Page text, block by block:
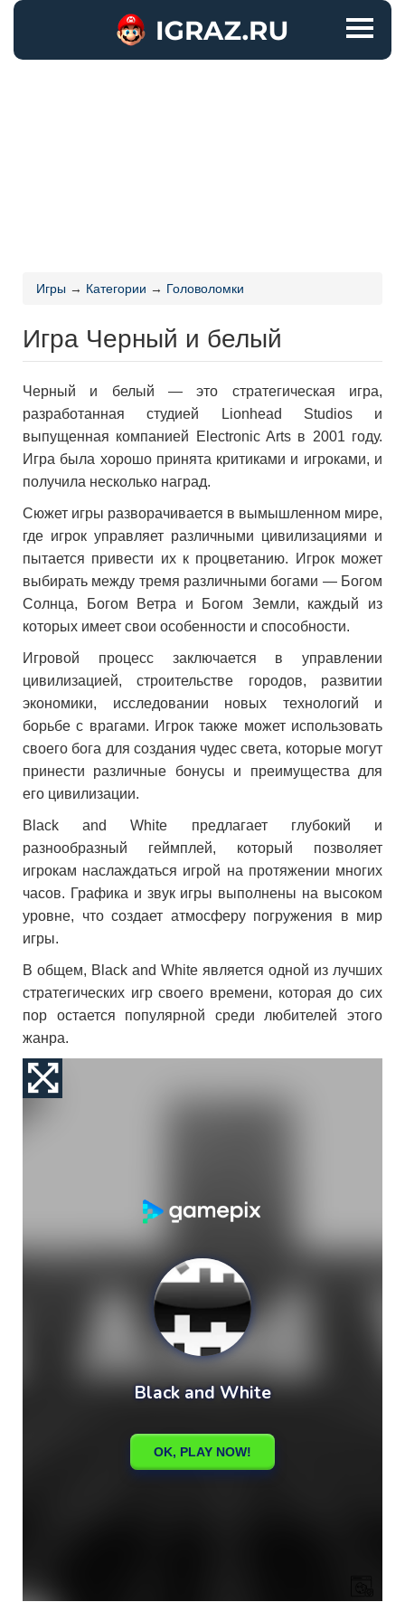
Игры → Категории → Головоломки
Игра Черный и белый
Черный и белый — это стратегическая игра,
разработанная студией Lionhead Studios и
выпущенная компанией Electronic Arts в 2001 году.
Игра была хорошо принята критиками и игроками, и
получила несколько наград.
Сюжет игры разворачивается в вымышленном мире,
где игрок управляет различными цивилизациями и
пытается привести их к процветанию. Игрок может
выбирать между тремя различными богами — Богом
Солнца, Богом Ветра и Богом Земли, каждый из
которых имеет свои особенности и способности.
Игровой процесс заключается в управлении
цивилизацией, строительстве городов, развитии
экономики, исследовании новых технологий и
борьбе с врагами. Игрок также может использовать
своего бога для создания чудес света, которые могут
принести различные бонусы и преимущества для
его цивилизации.
Black and White предлагает глубокий и
разнообразный геймплей, который позволяет
игрокам наслаждаться игрой на протяжении многих
часов. Графика и звук игры выполнены на высоком
уровне, что создает атмосферу погружения в мир
игры.
В общем, Black and White является одной из лучших
стратегических игр своего времени, которая до сих
пор остается популярной среди любителей этого
жанра.